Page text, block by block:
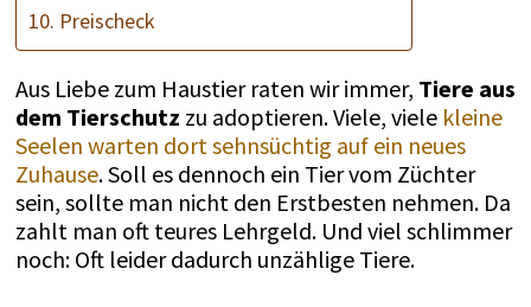
10. Preischeck
Aus Liebe zum Haustier raten wir immer, Tiere aus
dem Tierschutz zu adoptieren. Viele, viele kleine
Seelen warten dort sehnsüchtig auf ein neues
Zuhause. Soll es dennoch ein Tier vom Züchter
sein, sollte man nicht den Erstbesten nehmen. Da
zahlt man oft teures Lehrgeld. Und viel schlimmer
noch: Oft leider dadurch unzählige Tiere.